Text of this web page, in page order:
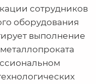
сотрудников
оборудования
выполнение